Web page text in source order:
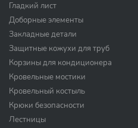
Гладкий лист
Доборные элементы
Закладные детали
Защитные кожухи для труб
Корзины для кондиционера
Кровельные мостики
Кровельный костыль
Крюки безопасности
Лестницы